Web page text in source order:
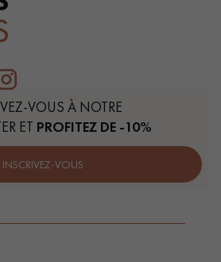
VOUS À NOTRE
ET PROFITEZ DE -10%
INSCRIVEZ-VOUS